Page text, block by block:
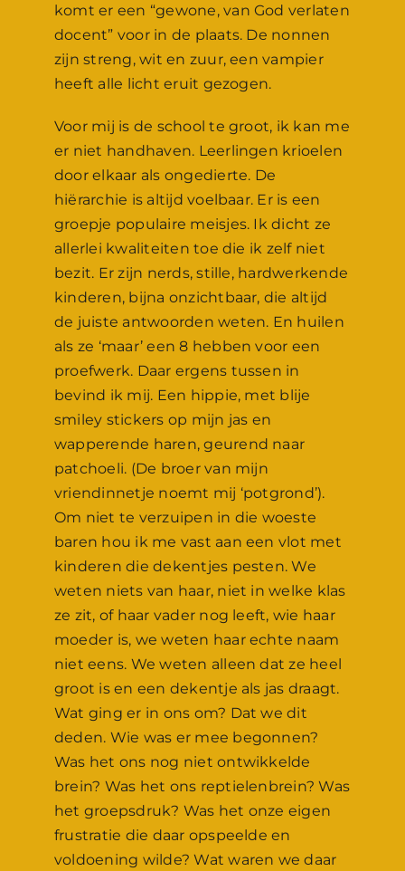
komt er een “gewone, van God verlaten
docent” voor in de plaats. De nonnen
zijn streng, wit en zuur, een vampier
heeft alle licht eruit gezogen.
Voor mij is de school te groot, ik kan me
er niet handhaven. Leerlingen krioelen
door elkaar als ongedierte. De
hiërarchie is altijd voelbaar. Er is een
groepje populaire meisjes. Ik dicht ze
allerlei kwaliteiten toe die ik zelf niet
bezit. Er zijn nerds, stille, hardwerkende
kinderen, bijna onzichtbaar, die altijd
de juiste antwoorden weten. En huilen
als ze ‘maar’ een 8 hebben voor een
proefwerk. Daar ergens tussen in
bevind ik mij. Een hippie, met blije
smiley stickers op mijn jas en
wapperende haren, geurend naar
patchoeli. (De broer van mijn
vriendinnetje noemt mij ‘potgrond’).
Om niet te verzuipen in die woeste
baren hou ik me vast aan een vlot met
kinderen die dekentjes pesten. We
weten niets van haar, niet in welke klas
ze zit, of haar vader nog leeft, wie haar
moeder is, we weten haar echte naam
niet eens. We weten alleen dat ze heel
groot is en een dekentje als jas draagt.
Wat ging er in ons om? Dat we dit
deden. Wie was er mee begonnen?
Was het ons nog niet ontwikkelde
brein? Was het ons reptielenbrein? Was
het groepsdruk? Was het onze eigen
frustratie die daar opspeelde en
voldoening wilde? Wat waren we daar